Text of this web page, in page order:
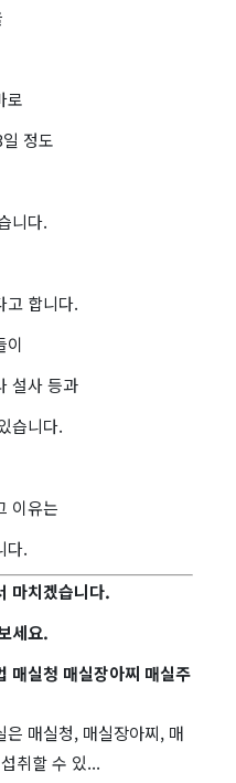
로
정도
니다.
고 합니다.
이
설사 등과
습니다.
이유는
다.
마치겠습니다.
세요.
매실청 매실장아찌 매실주
매실청, 매실장아찌, 매
취할 수 있...